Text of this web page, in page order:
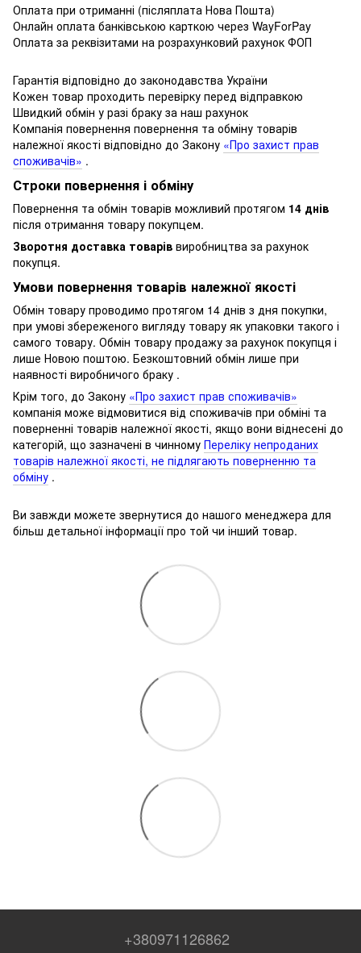
Оплата при отриманні (післяплата Нова Пошта)
Онлайн оплата банківською карткою через WayForPay
Оплата за реквізитами на розрахунковий рахунок ФОП
Гарантія відповідно до законодавства України
Кожен товар проходить перевірку перед відправкою
Швидкий обмін у разі браку за наш рахунок
Компанія повернення повернення та обміну товарів
належної якості відповідно до Закону «Про захист прав
споживачів» .
Строки повернення і обміну
Повернення та обмін товарів можливий протягом 14 днів
після отримання товару покупцем.
Зворотня доставка товарів виробництва за рахунок
покупця.
Умови повернення товарів належної якості
Обмін товару проводимо протягом 14 днів з дня покупки,
при умові збереженого вигляду товару як упаковки такого і
самого товару. Обмін товару продажу за рахунок покупця і
лише Новою поштою. Безкоштовний обмін лише при
наявності виробничого браку .
Крім того, до Закону «Про захист прав споживачів»
компанія може відмовитися від споживачів при обміні та
поверненні товарів належної якості, якщо вони віднесені до
категорій, що зазначені в чинному Переліку непроданих
товарів належної якості, не підлягають поверненню та
обміну .
Ви завжди можете звернутися до нашого менеджера для
більш детальної інформації про той чи інший товар.
+380971126862